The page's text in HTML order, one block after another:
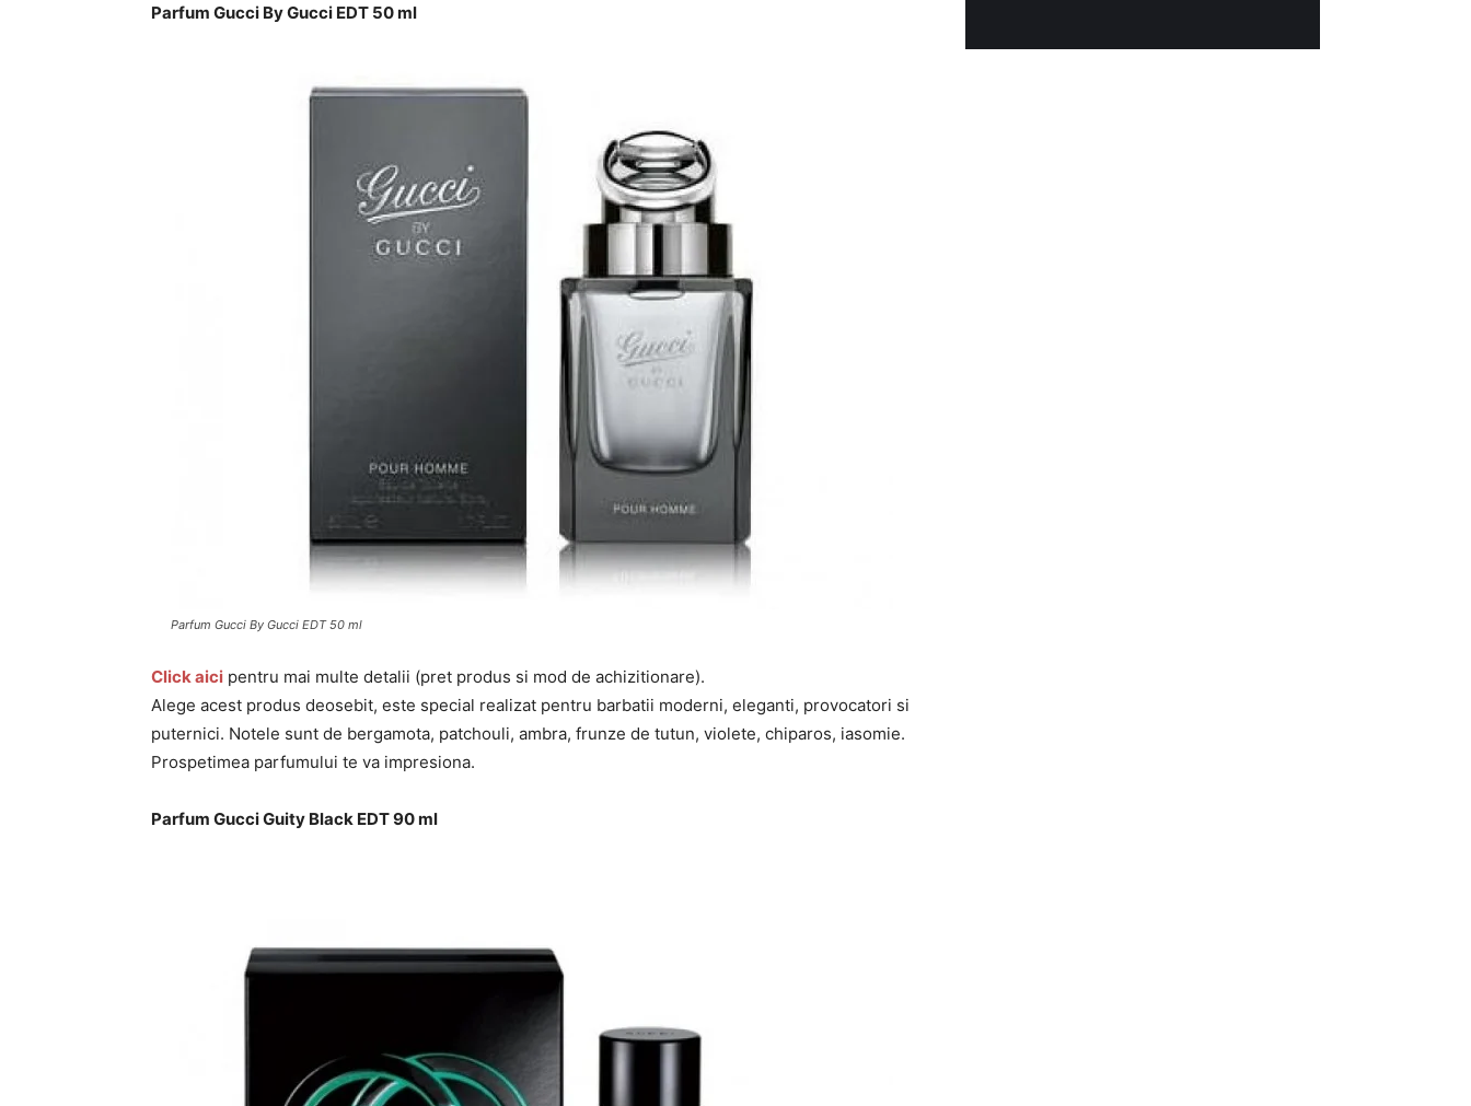
Parfum Gucci By Gucci EDT 50 ml
Parfum Gucci By Gucci EDT 50 ml
Click aici pentru mai multe detalii (pret produs si mod de achizitionare).
Alege acest produs deosebit, este special realizat pentru barbatii moderni, eleganti, provocatori si
puternici. Notele sunt de bergamota, patchouli, ambra, frunze de tutun, violete, chiparos, iasomie.
Prospetimea parfumului te va impresiona.
Parfum Gucci Guity Black EDT 90 ml